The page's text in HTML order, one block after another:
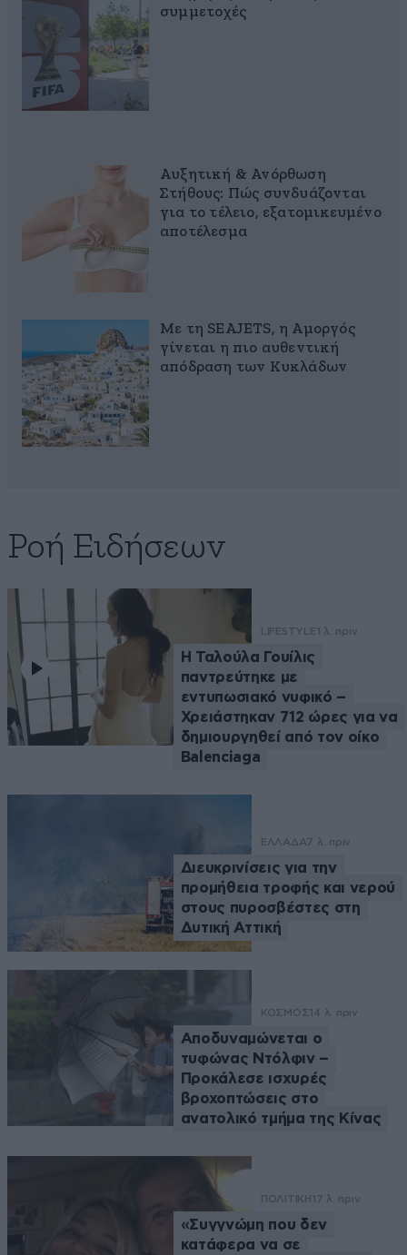
συμμετοχές
Αυξητική & Ανόρθωση
Στήθους: Πώς συνδυάζονται
για το τέλειο, εξατομικευμένο
αποτέλεσμα
Με τη SEAJETS, η Αμοργός
γίνεται η πιο αυθεντική
απόδραση των Κυκλάδων
Ροή Ειδήσεων
LIFESTYLE 1 λ. πριν
Η Ταλούλα Γουίλις
παντρεύτηκε με
εντυπωσιακό νυφικό –
Χρειάστηκαν 712 ώρες για να
δημιουργηθεί από τον οίκο
Balenciaga
ΕΛΛΑΔΑ7 λ. πριν
Διευκρινίσεις για την
προμήθεια τροφής και νερού
στους πυροσβέστες στη
Δυτική Αττική
ΚΟΣΜΟΣ 14 λ. πριν
Αποδυναμώνεται ο
τυφώνας Ντόλφιν –
Προκάλεσε ισχυρές
βροχοπτώσεις στο
ανατολικό τμήμα της Κίνας
ΠΟΛΙΤΙΚΗ 17 λ. πριν
«Συγγνώμη που δεν
κατάφερα να σε